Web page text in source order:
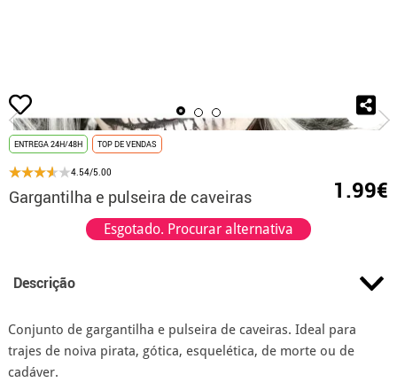
início Gargantilha e
ENTREGA 24H/48H TOP DE VENDAS
4.54/5.00
Gargantilha e pulseira de caveiras 1.99€
Esgotado. Procurar alternativa
Descrição
Conjunto de gargantilha e pulseira de caveiras. Ideal para
trajes de noiva pirata, gótica, esquelética, de morte ou de
cadáver.